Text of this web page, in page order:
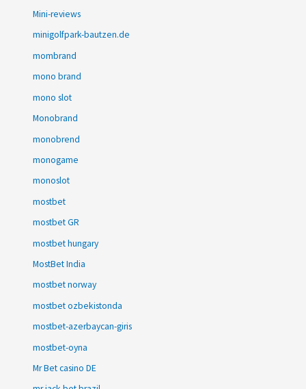
Mini-reviews
minigolfpark-bautzen.de
mombrand
mono brand
mono slot
Monobrand
monobrend
monogame
monoslot
mostbet
mostbet GR
mostbet hungary
MostBet India
mostbet norway
mostbet ozbekistonda
mostbet-azerbaycan-giris
mostbet-oyna
Mr Bet casino DE